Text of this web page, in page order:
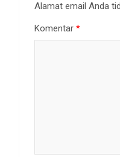
Alamat email Anda
Komentar *